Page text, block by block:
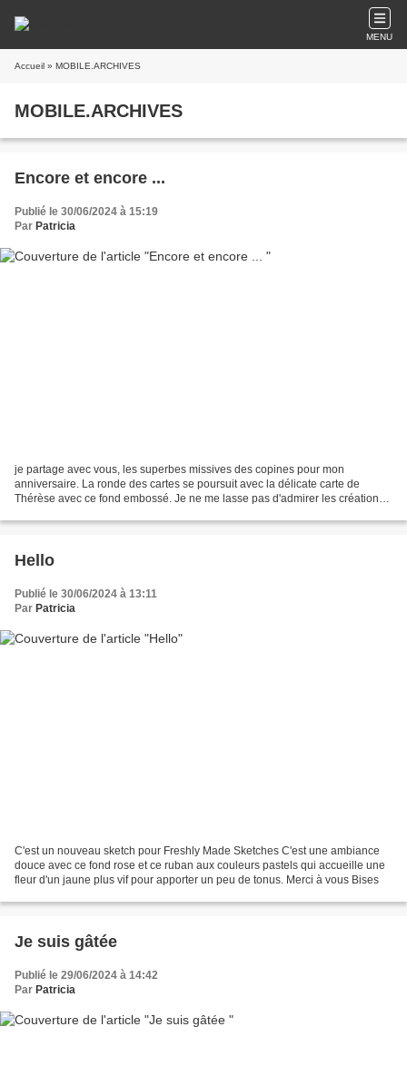
MENU
Accueil » MOBILE.ARCHIVES
MOBILE.ARCHIVES
Encore et encore ...
Publié le 30/06/2024 à 15:19
Par Patricia
je partage avec vous, les superbes missives des copines pour mon
anniversaire. La ronde des cartes se poursuit avec la délicate carte de
Thérèse avec ce fond embossé. Je ne me lasse pas d'admirer les créations
Hello
Publié le 30/06/2024 à 13:11
Par Patricia
C'est un nouveau sketch pour Freshly Made Sketches C'est une ambiance
douce avec ce fond rose et ce ruban aux couleurs pastels qui accueille une
fleur d'un jaune plus vif pour apporter un peu de tonus. Merci à vous Bises
Je suis gâtée
Publié le 29/06/2024 à 14:42
Par Patricia